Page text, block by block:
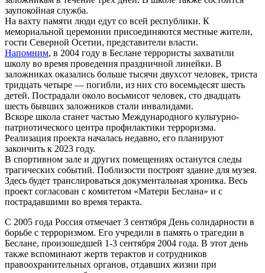
заупокойная служба.
На вахту памяти люди едут со всей республики. К
мемориальной церемонии присоединяются местные жители,
гости Северной Осетии, представители власти.
Напомним, в 2004 году в Беслане террористы захватили
школу во время проведения праздничной линейки. В
заложниках оказались больше тысячи двухсот человек, триста
тридцать четыре — погибли, из них сто восемьдесят шесть
детей. Пострадали около восьмисот человек, сто двадцать
шесть бывших заложников стали инвалидами.
Вскоре школа станет частью Международного культурно-
патриотического центра профилактики терроризма.
Реализация проекта началась недавно, его планируют
закончить к 2023 году.
В спортивном зале и других помещениях останутся следы
трагических событий. Поблизости построят здание для музея.
Здесь будет транслироваться документальная хроника. Весь
проект согласован с комитетом «Матери Беслана» и с
пострадавшими во время теракта.
С 2005 года Россия отмечает 3 сентября День солидарности в
борьбе с терроризмом. Его учредили в память о трагедии в
Беслане, произошедшей 1-3 сентября 2004 года. В этот день
также вспоминают жертв терактов и сотрудников
правоохранительных органов, отдавших жизни при